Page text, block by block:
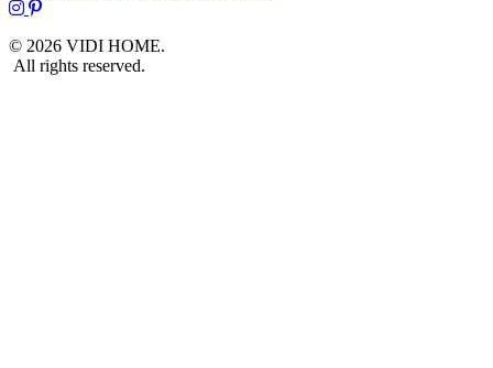
© 2026 VIDI HOME.
All rights reserved.